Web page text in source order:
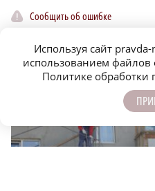
Сообщить об ошибке
ЕЩЁ НОВОСТИ ПО ТЕМЕ
19 жилых домов и
социальных объектов
современным
теплосетям
Используя сайт
использованием файлов
Политике